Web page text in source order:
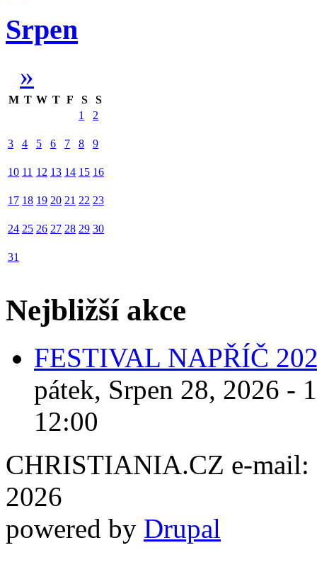
Srpen
»
M T W T F S
S
1
2
3 4 5 6 7 8 9
10 11 12 13 14 15 16
17 18 19 20 21 22 23
24 25 26 27 28 29 30
31
Nejbližší akce
FESTIVAL NAPŘÍČ
pátek, Srpen 28, 2026 -
12:00
CHRISTIANIA.CZ e-mail:
2026
powered by Drupal